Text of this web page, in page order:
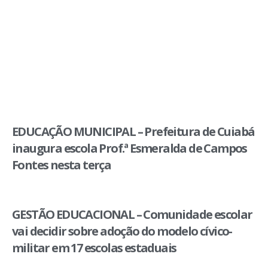
EDUCAÇÃO MUNICIPAL – Prefeitura de Cuiabá
inaugura escola Prof.ª Esmeralda de Campos
Fontes nesta terça
GESTÃO EDUCACIONAL – Comunidade escolar
vai decidir sobre adoção do modelo cívico-
militar em 17 escolas estaduais